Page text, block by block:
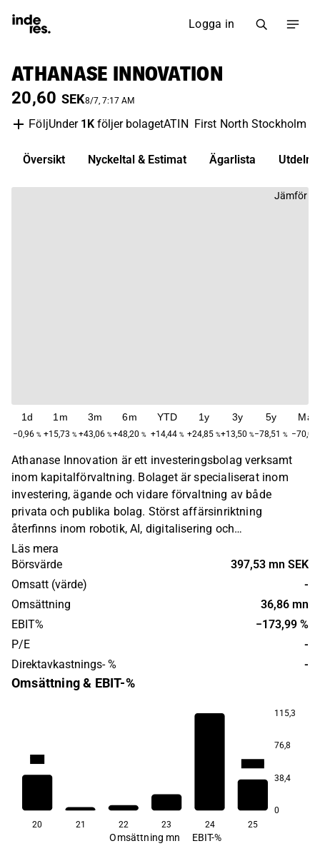
Logga in
ATHANASE INNOVATION
20,60 SEK8/7, 7:17 AM
FöljUnder 1K följer bolagetATIN First North Stockholm
Översikt Nyckeltal & Estimat Ägarlista
Jämför
1d
−0,96 %
1m
+15,73 %
3m
+43,06 %
6m
+48,20 %
YTD
+14,44 %
1y
+24,85 %
3y
+13,50 %
5y
−78,51 %
Max
−70,08
Athanase Innovation är ett investeringsbolag verksamt
inom kapitalförvaltning. Bolaget är specialiserat inom
investering, ägande och vidare förvaltning av både
privata och publika bolag. Störst affärsinriktning
återfinns inom robotik, AI, digitalisering och
automatisering. Athanase Innovation grundades under år
2016 och har sitt huvudkontor i Stockholm, Sverige.
Läs mera
Börsvärde
397,53 mn SEK
Omsatt (värde)
-
Omsättning
36,86 mn
EBIT%
−173,99 %
P/E
-
Direktavkastnings- %
-
Omsättning & EBIT-%
115,3
76,8
38,4
0
20 21 22 23 24 25
Omsättning mn EBIT-%